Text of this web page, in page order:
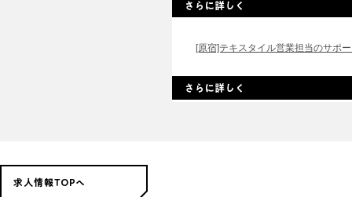
[原宿]テキスタイル営業担当のサポ